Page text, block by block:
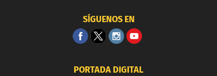
SÍGUENOS EN
PORTADA DIGITAL